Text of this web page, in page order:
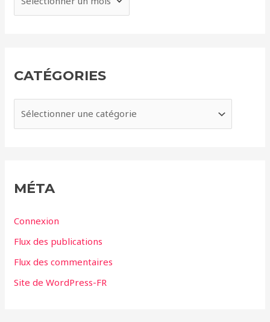
r
e
CATÉGORIES
a
r
MÉTA
Connexion
Flux des publications
Flux des commentaires
Site de WordPress-FR